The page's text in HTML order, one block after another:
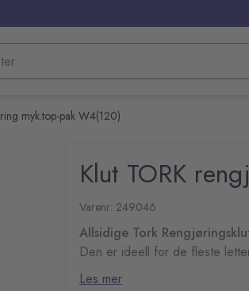
myk.top-pak W4(120)
Klut TORK
Varenr: 249046
Allsidige Tork
Den er ideell for de fleste
væske, noe som gjør
Les mer